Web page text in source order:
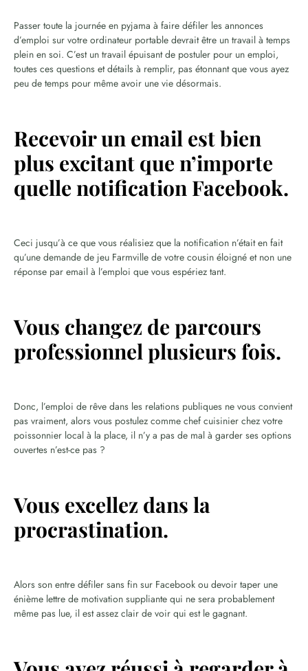
Passer toute la journée en pyjama à faire défiler les annonces
d’emploi sur votre ordinateur portable devrait être un travail à temps
plein en soi. C’est un travail épuisant de postuler pour un emploi,
toutes ces questions et détails à remplir, pas étonnant que vous ayez
peu de temps pour même avoir une vie désormais.
Recevoir un email est bien
plus excitant que n’importe
quelle notification Facebook.
Ceci jusqu’à ce que vous réalisiez que la notification n’était en fait
qu’une demande de jeu Farmville de votre cousin éloigné et non une
réponse par email à l’emploi que vous espériez tant.
Vous changez de parcours
professionnel plusieurs fois.
Donc, l’emploi de rêve dans les relations publiques ne vous convient
pas vraiment, alors vous postulez comme chef cuisinier chez votre
poissonnier local à la place, il n’y a pas de mal à garder ses options
ouvertes n’est-ce pas ?
Vous excellez dans la
procrastination.
Alors son entre défiler sans fin sur Facebook ou devoir taper une
énième lettre de motivation suppliante qui ne sera probablement
même pas lue, il est assez clair de voir qui est le gagnant.